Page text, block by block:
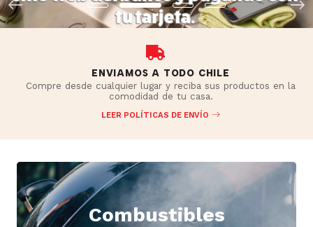
ENVIAMOS A TODO CHILE
Compre desde cualquier lugar y reciba sus productos en la
comodidad de tu casa.
LEER POLÍTICAS DE ENVÍO
Combustibles